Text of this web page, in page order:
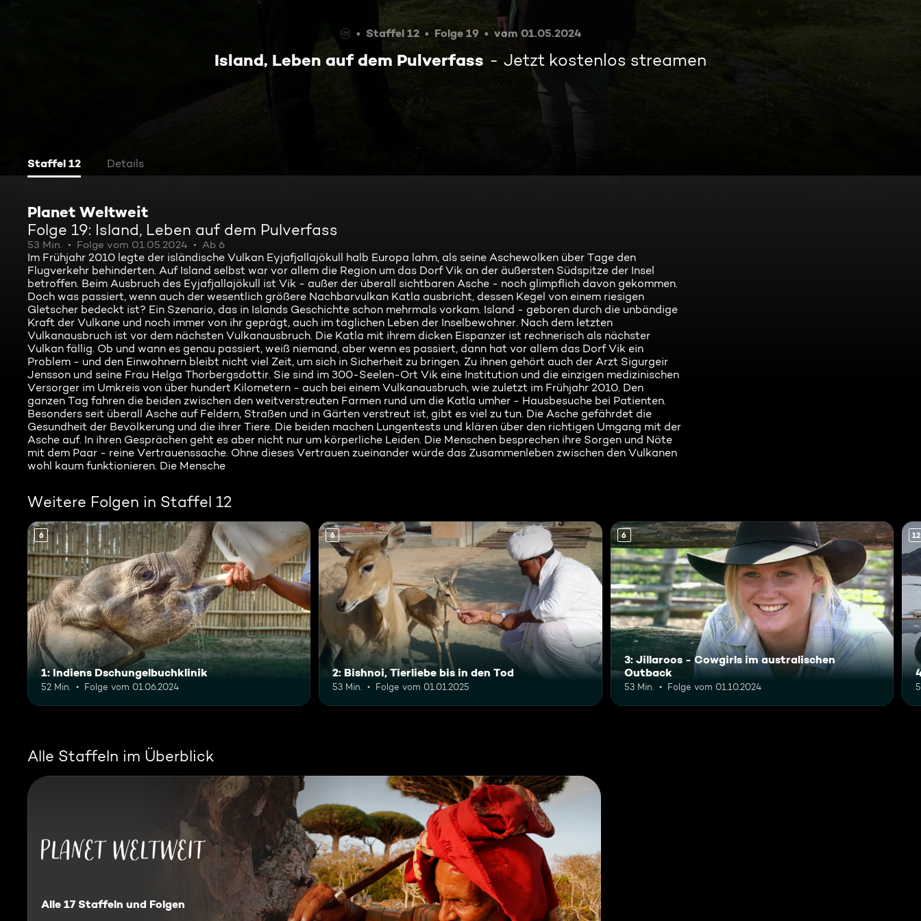
Staffel 12 Folge 19 vom 01.05.2024
Island, Leben auf dem Pulverfass Jetzt kostenlos streamen
Staffel 12 Details
Planet Weltweit
Folge 19: Island, Leben auf dem Pulverfass
53 Min. Folge vom 01.05.2024 Ab 6
Im Frühjahr 2010 legte der isländische Vulkan Eyjafjallajökull halb Europa lahm, als seine Aschewolken über Tage den
Flugverkehr behinderten. Auf Island selbst war vor allem die Region um das Dorf Vik an der äußersten Südspitze der Insel
betroffen. Beim Ausbruch des Eyjafjallajökull ist Vik - außer der überall sichtbaren Asche - noch glimpflich davon gekommen.
Doch was passiert, wenn auch der wesentlich größere Nachbarvulkan Katla ausbricht, dessen Kegel von einem riesigen
Gletscher bedeckt ist? Ein Szenario, das in Islands Geschichte schon mehrmals vorkam. Island - geboren durch die unbändige
Kraft der Vulkane und noch immer von ihr geprägt, auch im täglichen Leben der Inselbewohner. Nach dem letzten
Vulkanausbruch ist vor dem nächsten Vulkanausbruch. Die Katla mit ihrem dicken Eispanzer ist rechnerisch als nächster
Vulkan fällig. Ob und wann es genau passiert, weiß niemand, aber wenn es passiert, dann hat vor allem das Dorf Vik ein
Problem - und den Einwohnern bleibt nicht viel Zeit, um sich in Sicherheit zu bringen. Zu ihnen gehört auch der Arzt Sigurgeir
Jensson und seine Frau Helga Thorbergsdottir. Sie sind im 300-Seelen-Ort Vik eine Institution und die einzigen medizinischen
Versorger im Umkreis von über hundert Kilometern - auch bei einem Vulkanausbruch, wie zuletzt im Frühjahr 2010. Den
ganzen Tag fahren die beiden zwischen den weitverstreuten Farmen rund um die Katla umher - Hausbesuche bei Patienten.
Besonders seit überall Asche auf Feldern, Straßen und in Gärten verstreut ist, gibt es viel zu tun. Die Asche gefährdet die
Gesundheit der Bevölkerung und die ihrer Tiere. Die beiden machen Lungentests und klären über den richtigen Umgang mit der
Asche auf. In ihren Gesprächen geht es aber nicht nur um körperliche Leiden. Die Menschen besprechen ihre Sorgen und Nöte
mit dem Paar - reine Vertrauenssache. Ohne dieses Vertrauen zueinander würde das Zusammenleben zwischen den Vulkanen
wohl kaum funktionieren. Die Mensche
Weitere Folgen in Staffel 12
6
1: Indiens Dschungelbuchklinik
52 Min. Folge vom 01.06.2024
6
2: Bishnoi, Tierliebe bis in den Tod
53 Min. Folge vom 01.01.2025
6
3: Jillaroos - Cowgirls im australischen
Outback
53 Min. Folge vom 01.10.2024
12
Alle Staffeln im Überblick
Alle 17 Staffeln und Folgen